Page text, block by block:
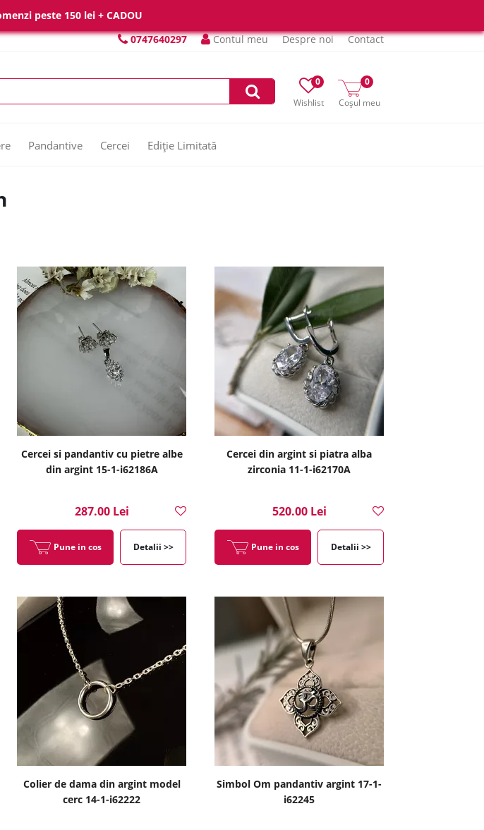
peste 150 lei + CADOU
0747640297
Contul meu Despre noi Contact
Wishlist
0
Coșul meu
0
Pandantive Cercei Ediție Limitată
Cercei si pandantiv cu pietre albe
din argint 15-1-i62186A
287.00 Lei
Pune in cos Detalii >>
Cercei din argint si piatra alba
zirconia 11-1-i62170A
520.00 Lei
Pune in cos Detalii >>
Colier de dama din argint model
cerc 14-1-i62222
Simbol Om pandantiv argint 17-1-
i62245